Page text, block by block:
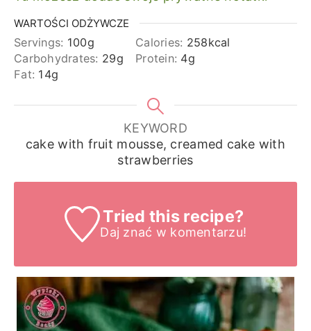
WARTOŚCI ODŻYWCZE
Servings: 100g Calories: 258kcal
Carbohydrates: 29g Protein: 4g
Fat: 14g
KEYWORD
cake with fruit mousse, creamed cake with
strawberries
Tried this recipe?
Daj znać w komentarzu!